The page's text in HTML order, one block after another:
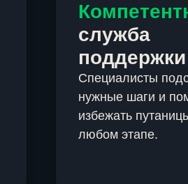
служба
поддержки
Специалисты
нужные шаги и
избежать
любом этапе.